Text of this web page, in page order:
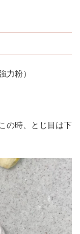
力粉）
の時、とじ目は下